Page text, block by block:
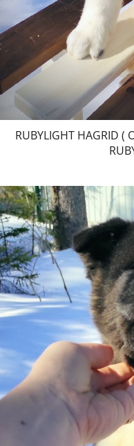
RUBYLIGHT HAGRID